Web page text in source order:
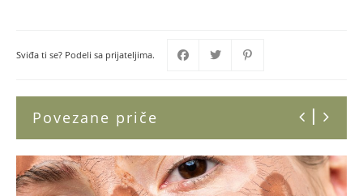
Sviđa ti se? Podeli sa prijateljima.
Povezane priče